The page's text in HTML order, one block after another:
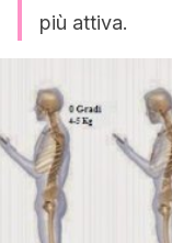
più attiva.